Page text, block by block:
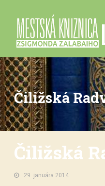
Čiližská
Čiližská
29. januára 2014.